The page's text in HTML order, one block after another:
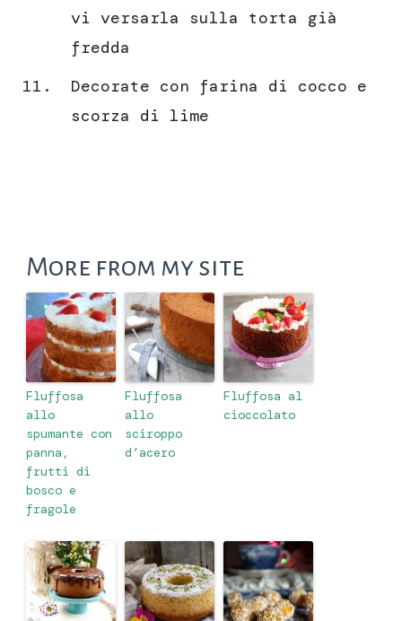
vi versarla sulla torta già
fredda
Decorate con farina di cocco e
scorza di lime
More from my site
Fluffosa
allo
spumante con
panna,
frutti di
bosco e
fragole
Fluffosa
allo
sciroppo
d’acero
Fluffosa al
cioccolato